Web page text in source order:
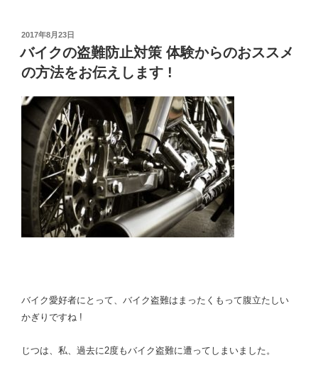
も
カ
ナ
チ
で
の
投
稿
日:
2017年8月23日
バイクの盗難防止対策 体験からのおススメ
の方法をお伝えします !
バイク愛好者にとって、バイク盗難はまったくもって腹立たしい
かぎりですね !
じつは、私、過去に2度もバイク盗難に遭ってしまいました。